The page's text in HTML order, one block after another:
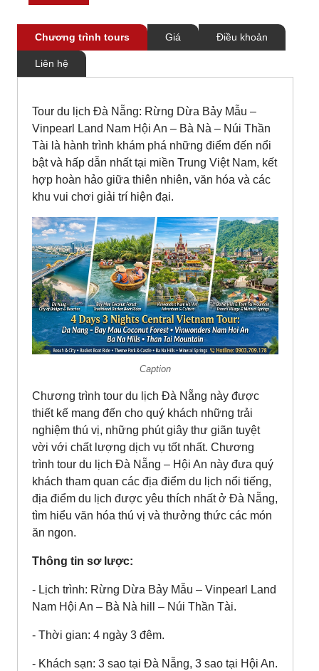
Chương trình tours Giá Điều khoản
Liên hệ
Tour du lịch Đà Nẵng: Rừng Dừa Bảy Mẫu –
Vinpearl Land Nam Hội An – Bà Nà – Núi Thần
Tài là hành trình khám phá những điểm đến nổi
bật và hấp dẫn nhất tại miền Trung Việt Nam, kết
hợp hoàn hảo giữa thiên nhiên, văn hóa và các
khu vui chơi giải trí hiện đại.
Caption
Chương trình tour du lịch Đà Nẵng này được
thiết kế mang đến cho quý khách những trải
nghiệm thú vị, những phút giây thư giãn tuyệt
vời với chất lượng dịch vụ tốt nhất. Chương
trình tour du lịch Đà Nẵng – Hội An này đưa quý
khách tham quan các địa điểm du lịch nổi tiếng,
địa điểm du lịch được yêu thích nhất ở Đà Nẵng,
tìm hiểu văn hóa thú vị và thưởng thức các món
ăn ngon.
Thông tin sơ lược:
- Lịch trình: Rừng Dừa Bảy Mẫu – Vinpearl Land
Nam Hội An – Bà Nà hill – Núi Thần Tài.
- Thời gian: 4 ngày 3 đêm.
- Khách sạn: 3 sao tại Đà Nẵng, 3 sao tại Hội An.